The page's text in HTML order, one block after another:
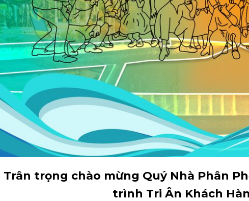
Trân trọng chào mừng Quý Nhà Phân
trình Tri Ân Khách